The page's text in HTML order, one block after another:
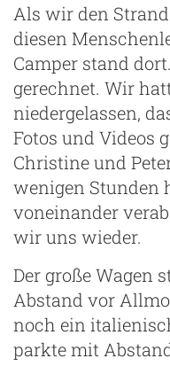
Als wir den
diesen
Camper stand
gerechnet. Wir
niedergelassen,
Fotos und Videos
Christine und
wenigen Stunden
voneinander
wir uns wieder.
Der große Wagen
Abstand vor
noch ein
parkte mit